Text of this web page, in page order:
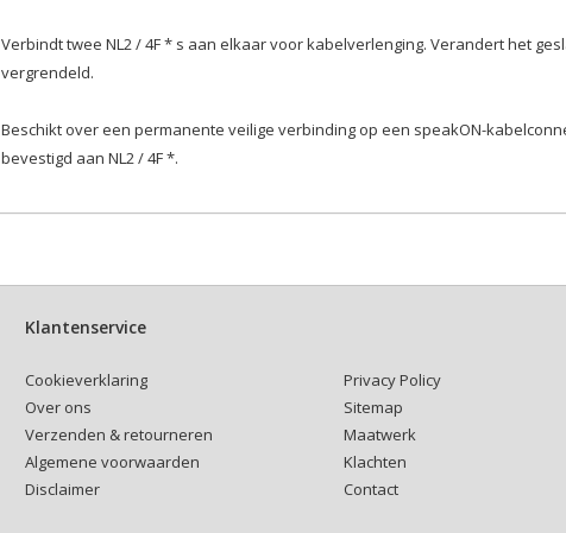
Verbindt twee NL2 / 4F * s aan elkaar voor kabelverlenging. Verandert het
vergrendeld.
Beschikt over een permanente veilige verbinding op een speakON-
bevestigd aan NL2 / 4F *.
Klantenservice
Cookieverklaring
Over ons
Verzenden & retourneren
Algemene voorwaarden
Disclaimer
Privacy Policy
Sitemap
Maatwerk
Klachten
Contact